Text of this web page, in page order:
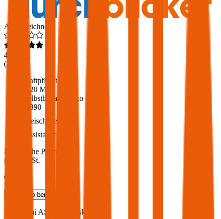
Ausgezeichnet
4,6
(217
Haftpflicht
€ 20 Mio.
Selbstbehalt Kasko
€ 390
Freischaden
Assistance
Monatliche Prämie
inkl. mVSt.
€ 73,02
Teilkasko berechnen
Mitsubishi ASX, Vollkasko